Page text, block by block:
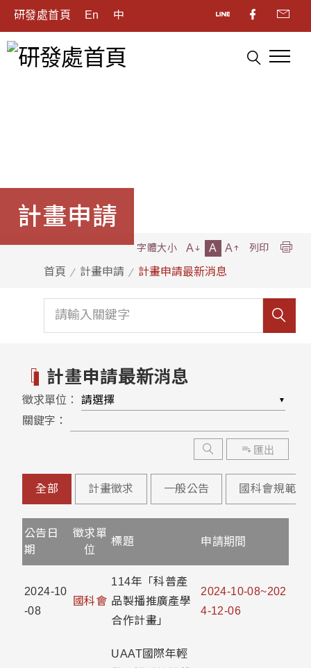
研發處首頁 En 中
計畫申請
首頁 計畫申請 計畫申請最新消息
字體大小 A A A 列印
徵求單位： ▼
關鍵字：
匯出
計畫申請最新消息
全部 計畫徵求 一般公告 國科會規範
公告日
期
徵求單
位
標題 申請期間
2024-10
-08
國科會
114年「科普產
品製播推廣產學
合作計畫」
2024-10-08~202
4-12-06
UAAT國際年輕